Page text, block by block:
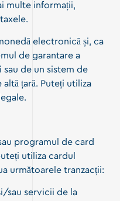
multe informații,
electronică și, ca
de garantare a
de un sistem de
țară. Puteți utiliza
programul de card
utiliza cardul
următoarele tranzacții:
sau servicii de la